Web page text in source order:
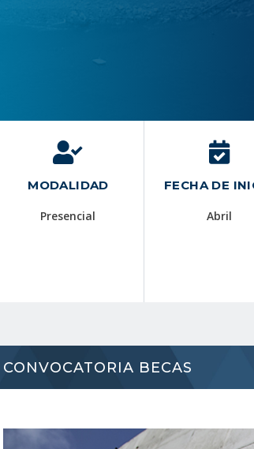
MODALIDAD
Presencial
FECHA DE
Abril
CONVOCATORIA BECAS